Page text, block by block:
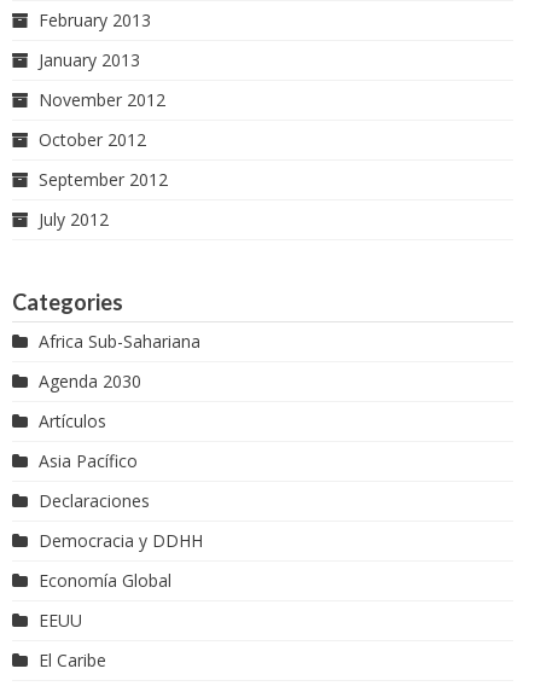
February 2013
January 2013
November 2012
October 2012
September 2012
July 2012
Categories
Africa Sub-Sahariana
Agenda 2030
Artículos
Asia Pacífico
Declaraciones
Democracia y DDHH
Economía Global
EEUU
El Caribe